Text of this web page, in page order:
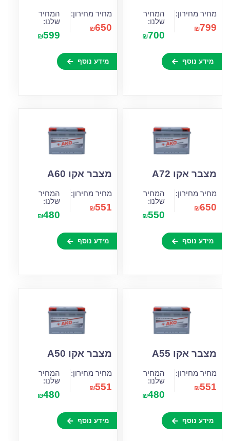
מחיר מחירון:
₪799
המחיר
שלנו:
₪700
מידע נוסף
מחיר מחירון:
₪650
המחיר
שלנו:
₪599
מידע נוסף
מצבר אקו A72
מחיר מחירון:
₪650
המחיר
שלנו:
₪550
מידע נוסף
מצבר אקו A60
מחיר מחירון:
₪551
המחיר
שלנו:
₪480
מידע נוסף
מצבר אקו A55
מחיר מחירון:
₪551
המחיר
שלנו:
₪480
מידע נוסף
מצבר אקו A50
מחיר מחירון:
₪551
המחיר
שלנו:
₪480
מידע נוסף